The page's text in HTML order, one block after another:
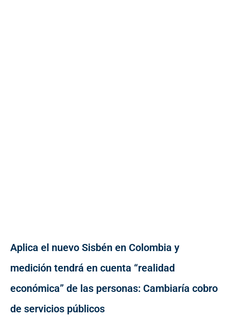
Aplica el nuevo Sisbén en Colombia y
medición tendrá en cuenta “realidad
económica” de las personas: Cambiaría cobro
de servicios públicos